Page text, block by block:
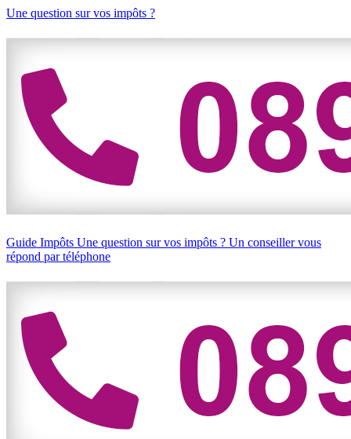
Une question sur vos impôts ?
Guide Impôts Une question sur vos impôts ? Un conseiller vous
répond par téléphone